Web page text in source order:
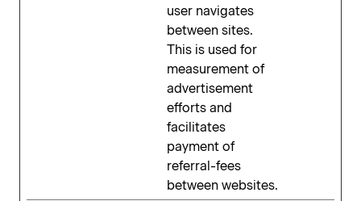
user navigates
between sites.
This is used for
measurement of
advertisement
efforts and
facilitates
payment of
referral-fees
between websites.